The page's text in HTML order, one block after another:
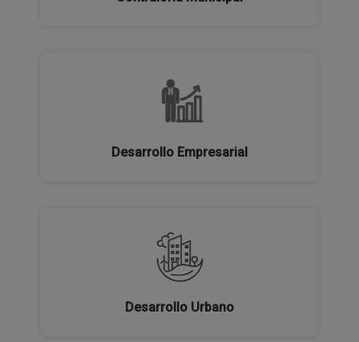
Desarrollo Empresarial
Desarrollo Urbano